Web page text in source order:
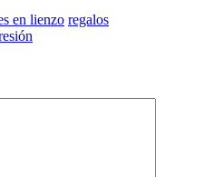
en lienzo regalos